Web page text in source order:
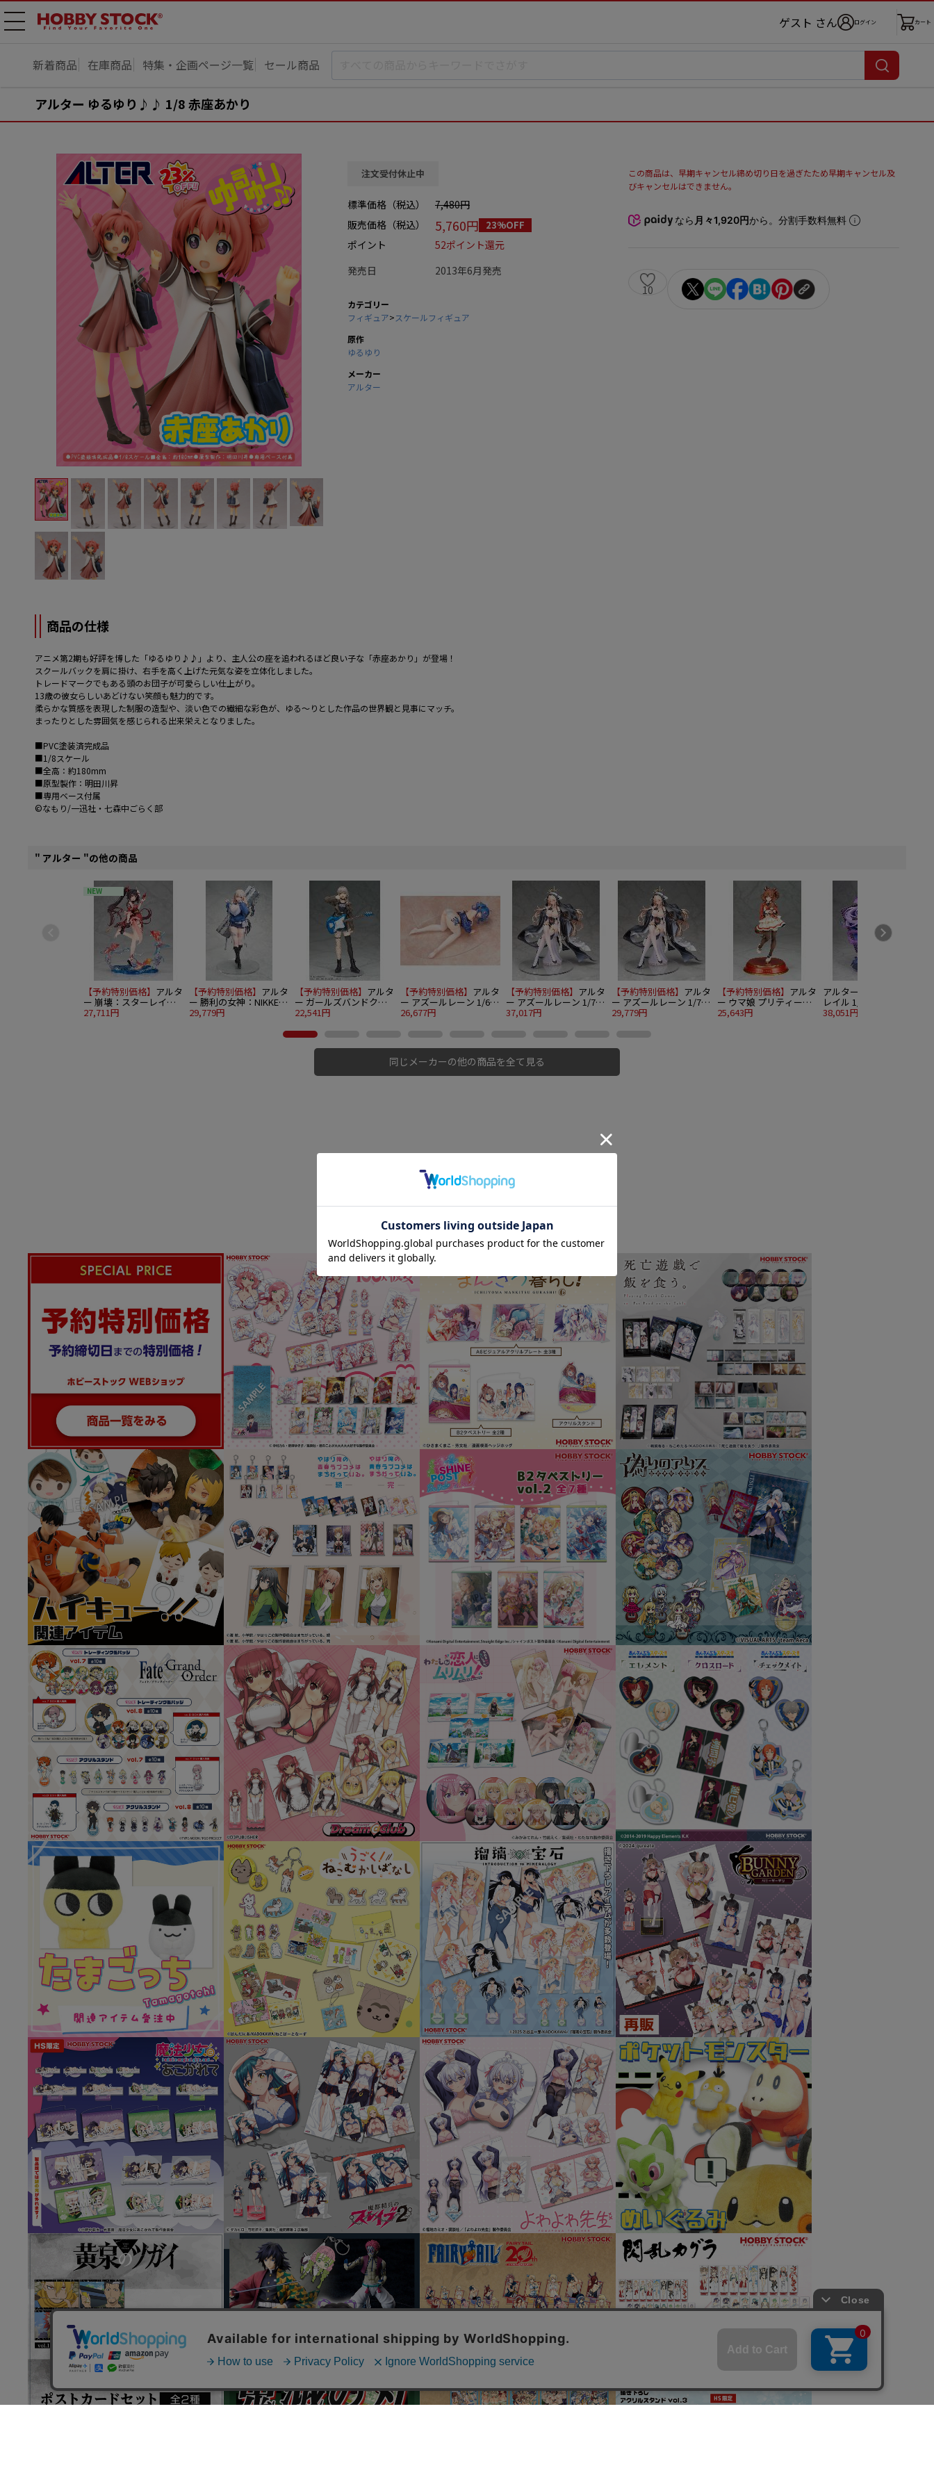
メニ
ゲスト さん ログイン カート
新着商品 在庫商品 特集・企画ページ一覧 セール商品
アルター ゆるゆり♪♪ 1/8 赤座あかり
注文受付休止中
標準価格（税込）
7,480円
販売価格（税込）
5,760円 23%OFF
ポイント
52ポイント還元
発売日
2013年6月発売
カテゴリー
フィギュア>スケールフィギュア
原作
ゆるゆり
メーカー
アルター
この商品は、早期キャンセル締め切り日を過ぎたため早期キャンセル及
びキャンセルはできません。
なら 月々1,920円から。分割手数料無料
10
商品の仕様
アニメ第2期も好評を博した「ゆるゆり♪♪」より、主人公の座を追われるほど良い子な「赤座あかり」が登場！
スクールバックを肩に掛け、右手を高く上げた元気な姿を立体化しました。
トレードマークでもある頭のお団子が可愛らしい仕上がり。
13歳の彼女らしいあどけない笑顔も魅力的です。
柔らかな質感を表現した制服の造型や、淡い色での繊細な彩色が、ゆる〜りとした作品の世界観と見事にマッチ。
まったりとした雰囲気を感じられる出来栄えとなりました。
■PVC塗装済完成品
■1/8スケール
■全高：約180mm
■原型製作：明田川昇
■専用ベース付属
©なもり/一迅社・七森中ごらく部
" アルター "の他の商品
NEW
【予約特別価格】 アルタ
ー 崩壊：スターレイル
1/7 花火
27,711円
【予約特別価格】 アルタ
ー 勝利の女神：NIKKE
1/7 ティア
29,779円
【予約特別価格】 アルタ
ー ガールズバンドクラ
イ 1/7 河原木桃香
22,541円
【予約特別価格】 アルタ
ー アズールレーン 1/6
セントルイス レースク
26,677円
【予約特別価格】 アルタ
ー アズールレーン 1/7
インプラカブル Special
37,017円
【予約特別価格】 アルタ
ー アズールレーン 1/7
インプラカブル
29,779円
【予約特別価格】 アルタ
ー ウマ娘 プリティーダ
ービー 1/7 アストンマー
25,643円
アルター 崩壊：スター
レイル 1/7 ブラックスワ
ン
38,051円
同じメーカーの他の商品を全て見る